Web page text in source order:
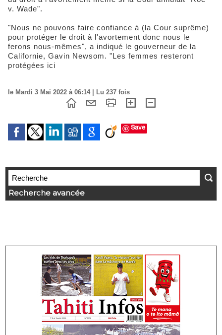
v. Wade".
"Nous ne pouvons faire confiance à (la Cour suprême)
pour protéger le droit à l'avortement donc nous le
ferons nous-mêmes", a indiqué le gouverneur de la
Californie, Gavin Newsom. "Les femmes resteront
protégées ici
le Mardi 3 Mai 2022 à 06:14 | Lu 237 fois
Save
Recherche avancée